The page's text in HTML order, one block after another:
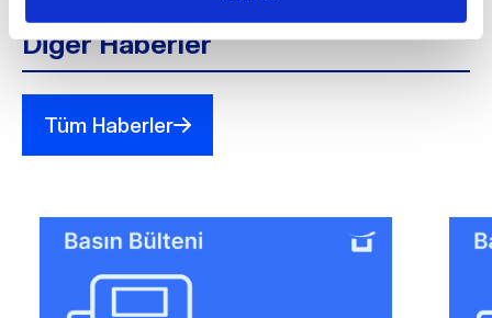
Diğer Haberler
Tüm Haberler